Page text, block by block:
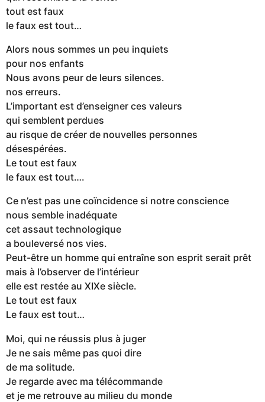
tout est faux
le faux est tout…
Alors nous sommes un peu inquiets
pour nos enfants
Nous avons peur de leurs silences.
nos erreurs.
L’important est d’enseigner ces valeurs
qui semblent perdues
au risque de créer de nouvelles personnes
désespérées.
Le tout est faux
le faux est tout….
Ce n’est pas une coïncidence si notre conscience
nous semble inadéquate
cet assaut technologique
a bouleversé nos vies.
Peut-être un homme qui entraîne son esprit serait prêt
mais à l’observer de l’intérieur
elle est restée au XIXe siècle.
Le tout est faux
Le faux est tout…
Moi, qui ne réussis plus à juger
Je ne sais même pas quoi dire
de ma solitude.
Je regarde avec ma télécommande
et je me retrouve au milieu du monde